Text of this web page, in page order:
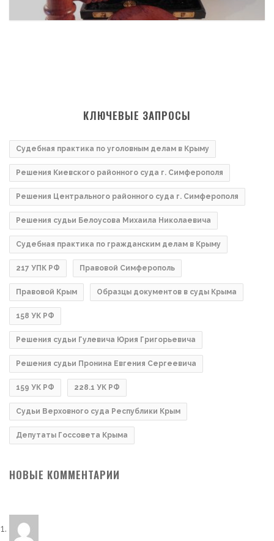
КЛЮЧЕВЫЕ ЗАПРОСЫ
Судебная практика по уголовным делам в Крыму
Решения Киевского районного суда г. Симферополя
Решения Центрального районного суда г. Симферополя
Решения судьи Белоусова Михаила Николаевича
Судебная практика по гражданским делам в Крыму
217 УПК РФ Правовой Симферополь
Правовой Крым Образцы документов в суды Крыма
158 УК РФ
Решения судьи Гулевича Юрия Григорьевича
Решения судьи Пронина Евгения Сергеевича
159 УК РФ 228.1 УК РФ
Судьи Верховного суда Республики Крым
Депутаты Госсовета Крыма
НОВЫЕ КОММЕНТАРИИ